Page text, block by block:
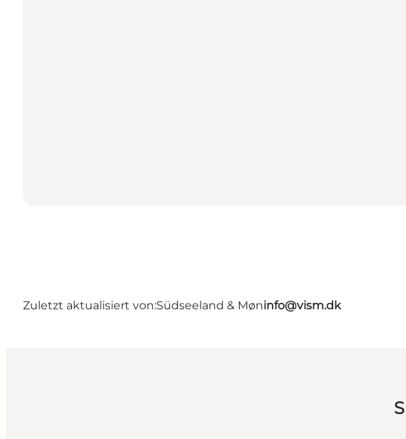
Zuletzt aktualisiert von:Südseeland & Møninfo@vism.dk